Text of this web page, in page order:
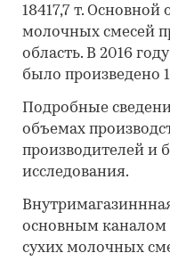
18417,7 т. Основной
молочных смесей
область. В 2016
было произведено
Подробные
объемах
производителей и
исследования.
основным каналом
сухих молочных